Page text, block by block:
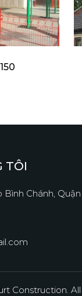
TÔI
Bình Chánh,
Construction.